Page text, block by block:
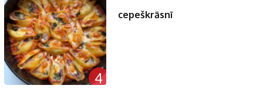
4
cepeškrāsnī